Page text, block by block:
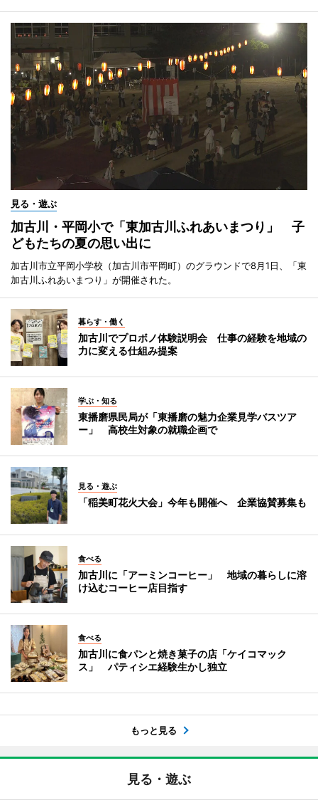
見る・遊ぶ
加古川・平岡小で「東加古川ふれあいまつり」 子
どもたちの夏の思い出に
加古川市立平岡小学校（加古川市平岡町）のグラウンドで8月1日、「東
加古川ふれあいまつり」が開催された。
暮らす・働く
加古川でプロボノ体験説明会 仕事の経験を地域の
力に変える仕組み提案
学ぶ・知る
東播磨県民局が「東播磨の魅力企業見学バスツア
ー」 高校生対象の就職企画で
見る・遊ぶ
「稲美町花火大会」今年も開催へ 企業協賛募集も
食べる
加古川に「アーミンコーヒー」 地域の暮らしに溶
け込むコーヒー店目指す
食べる
加古川に食パンと焼き菓子の店「ケイコマック
ス」 パティシエ経験生かし独立
もっと見る
見る・遊ぶ